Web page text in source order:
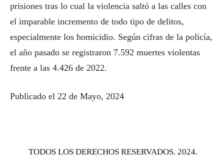
prisiones tras lo cual la violencia saltó a las calles con
el imparable incremento de todo tipo de delitos,
especialmente los homicidio. Según cifras de la policía,
el año pasado se registraron 7.592 muertes violentas
frente a las 4.426 de 2022.
Publicado el 22 de Mayo, 2024
TODOS LOS DERECHOS RESERVADOS. 2024.